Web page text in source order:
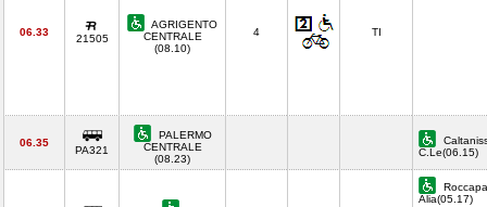
06.33
21505
AGRIGENTO
CENTRALE
(08.10)
4 TI
06.35
PA321
PALERMO
CENTRALE
(08.23)
C.Le(06.15)
Alia(05.17)